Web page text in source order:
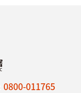
0800-011765